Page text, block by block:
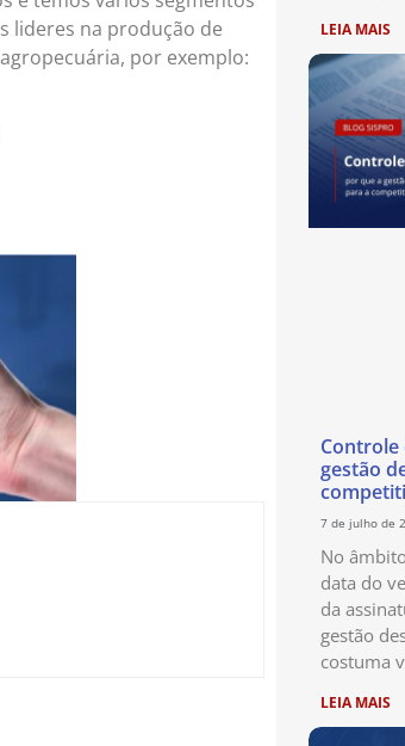
lideres na produção de
por exemplo:
LEIA MAIS
Controle
gestão
7 de julho de
No
data do
da
gestão
costuma
LEIA MAIS